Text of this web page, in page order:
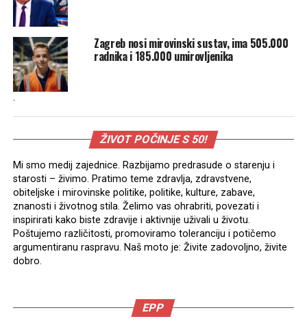
Zagreb nosi mirovinski sustav, ima 505.000
radnika i 185.000 umirovljenika
.
ŽIVOT POČINJE S 50!
Mi smo medij zajednice. Razbijamo predrasude o starenju i
starosti – živimo. Pratimo teme zdravlja, zdravstvene,
obiteljske i mirovinske politike, politike, kulture, zabave,
znanosti i životnog stila. Želimo vas ohrabriti, povezati i
inspirirati kako biste zdravije i aktivnije uživali u životu.
Poštujemo različitosti, promoviramo toleranciju i potičemo
argumentiranu raspravu. Naš moto je: Živite zadovoljno, živite
dobro.
EPP